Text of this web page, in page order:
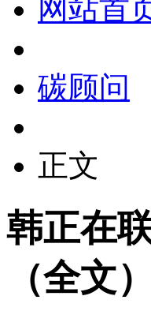
网站首
碳顾问
正文
韩正在
（全文）